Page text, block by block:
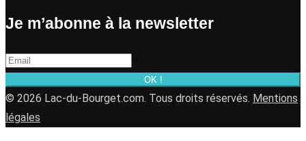
Je m’abonne à la newsletter
OK !
© 2026 Lac-du-Bourget.com. Tous droits réservés. Mentions
légales